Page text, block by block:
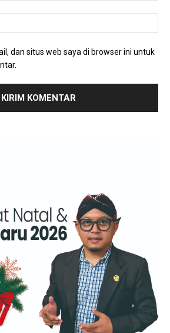
dan situs web saya di browser ini untuk